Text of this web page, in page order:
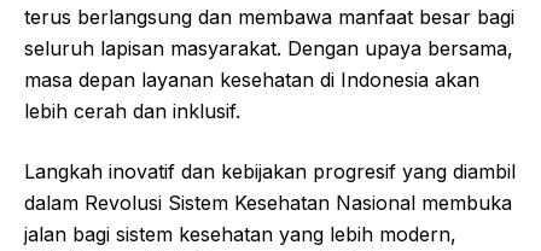
terus berlangsung dan membawa manfaat besar bagi
seluruh lapisan masyarakat. Dengan upaya bersama,
masa depan layanan kesehatan di Indonesia akan
lebih cerah dan inklusif.
Langkah inovatif dan kebijakan progresif yang diambil
dalam Revolusi Sistem Kesehatan Nasional membuka
jalan bagi sistem kesehatan yang lebih modern,